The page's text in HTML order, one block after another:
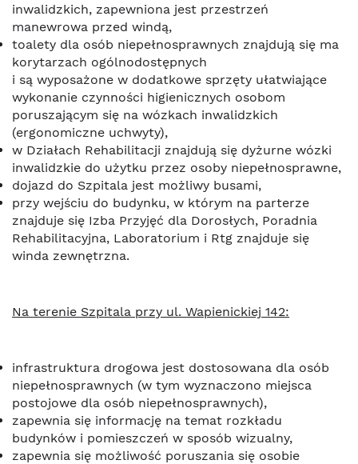
inwalidzkich, zapewniona jest przestrzeń
manewrowa przed windą,
toalety dla osób niepełnosprawnych znajdują się ma
korytarzach ogólnodostępnych
i są wyposażone w dodatkowe sprzęty ułatwiające
wykonanie czynności higienicznych osobom
poruszającym się na wózkach inwalidzkich
(ergonomiczne uchwyty),
w Działach Rehabilitacji znajdują się dyżurne wózki
inwalidzkie do użytku przez osoby niepełnosprawne,
dojazd do Szpitala jest możliwy busami,
przy wejściu do budynku, w którym na parterze
znajduje się Izba Przyjęć dla Dorosłych, Poradnia
Rehabilitacyjna, Laboratorium i Rtg znajduje się
winda zewnętrzna.
Na terenie Szpitala przy ul. Wapienickiej 142:
infrastruktura drogowa jest dostosowana dla osób
niepełnosprawnych (w tym wyznaczono miejsca
postojowe dla osób niepełnosprawnych),
zapewnia się informację na temat rozkładu
budynków i pomieszczeń w sposób wizualny,
zapewnia się możliwość poruszania się osobie